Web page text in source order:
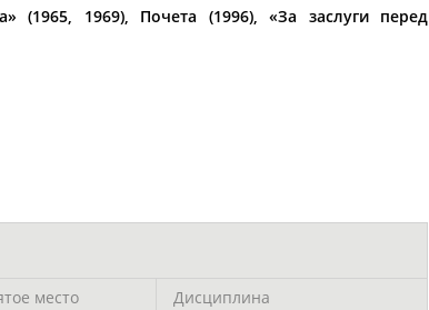
Адресов в новостной рассылке: 996
(1965, 1969), Почета (1996), «За заслуги перед
место Дисциплина